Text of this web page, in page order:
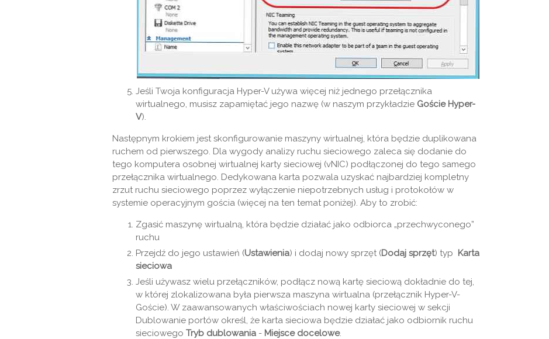
Jeśli Twoja konfiguracja Hyper-V używa więcej niż jednego przełącznika
wirtualnego, musisz zapamiętać jego nazwę (w naszym przykładzie Goście Hyper-
V).
Następnym krokiem jest skonfigurowanie maszyny wirtualnej, która będzie duplikowana
ruchem od pierwszego. Dla wygody analizy ruchu sieciowego zaleca się dodanie do
tego komputera osobnej wirtualnej karty sieciowej (vNIC) podłączonej do tego samego
przełącznika wirtualnego. Dedykowana karta pozwala uzyskać najbardziej kompletny
zrzut ruchu sieciowego poprzez wyłączenie niepotrzebnych usług i protokołów w
systemie operacyjnym gościa (więcej na ten temat poniżej). Aby to zrobić:
Zgasić maszynę wirtualną, która będzie działać jako odbiorca „przechwyconego”
ruchu
Przejdź do jego ustawień (Ustawienia) i dodaj nowy sprzęt (Dodaj sprzęt) typ Karta
sieciowa
Jeśli używasz wielu przełączników, podłącz nową kartę sieciową dokładnie do tej,
w której zlokalizowana była pierwsza maszyna wirtualna (przełącznik Hyper-V-
Goście). W zaawansowanych właściwościach nowej karty sieciowej w sekcji
Dublowanie portów określ, że karta sieciowa będzie działać jako odbiornik ruchu
sieciowego Tryb dublowania - Miejsce docelowe.